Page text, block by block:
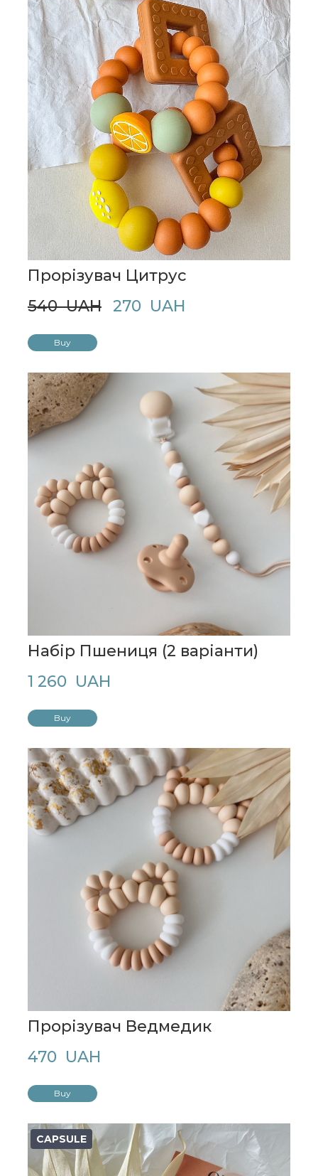
Прорізувач Цитрус
540  UAH 270  UAH
Buy
Набір Пшениця (2 варіанти)
1 260  UAH
Buy
Прорізувач Ведмедик
470  UAH
Buy
CAPSULE